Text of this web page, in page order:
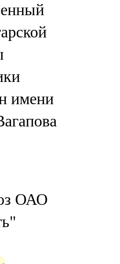
имени
ОАО